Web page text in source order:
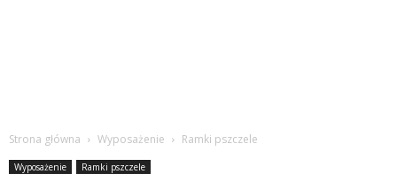
Strona główna Wyposażenie Ramki pszczele
Wyposażenie Ramki pszczele